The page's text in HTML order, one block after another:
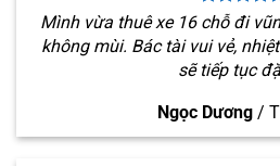
Mình vừa thuê xe 16 chỗ đi
không mùi. Bác tài vui vẻ,
sẽ tiếp tục
Ngọc Dương /